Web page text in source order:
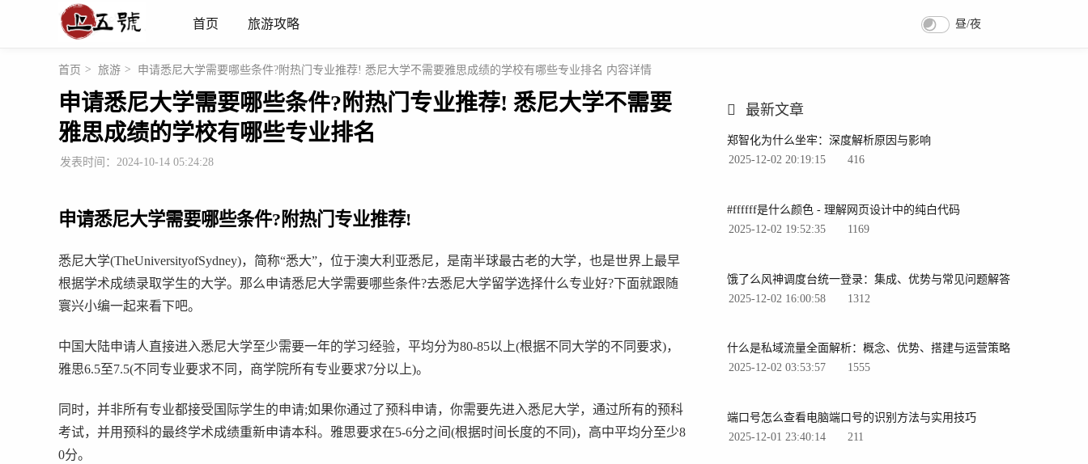
首页 旅游攻略 昼/夜
首页 > 旅游 > 申请悉尼大学需要哪些条件?附热门专业推荐! 悉尼大学不需要雅思成绩的学校有哪些专业排名 内容详情
申请悉尼大学需要哪些条件?附热门专业推荐! 悉尼大学不需要
雅思成绩的学校有哪些专业排名
发表时间：2024-10-14 05:24:28
申请悉尼大学需要哪些条件?附热门专业推荐!
悉尼大学(TheUniversityofSydney)，简称“悉大”，位于澳大利亚悉尼，是南半球最古老的大学，也是世界上最早
根据学术成绩录取学生的大学。那么申请悉尼大学需要哪些条件?去悉尼大学留学选择什么专业好?下面就跟随
寰兴小编一起来看下吧。
中国大陆申请人直接进入悉尼大学至少需要一年的学习经验，平均分为80-85以上(根据不同大学的不同要求)，
雅思6.5至7.5(不同专业要求不同，商学院所有专业要求7分以上)。
同时，并非所有专业都接受国际学生的申请;如果你通过了预科申请，你需要先进入悉尼大学，通过所有的预科
考试，并用预科的最终学术成绩重新申请本科。雅思要求在5-6分之间(根据时间长度的不同)，高中平均分至少8
0分。
最新文章
郑智化为什么坐牢：深度解析原因与影响
2025-12-02 20:19:15
416
#ffffff是什么颜色 - 理解网页设计中的纯白代码
2025-12-02 19:52:35
1169
饿了么风神调度台统一登录：集成、优势与常见问题解答
2025-12-02 16:00:58
1312
什么是私域流量全面解析：概念、优势、搭建与运营策略
2025-12-02 03:53:57
1555
端口号怎么查看电脑端口号的识别方法与实用技巧
2025-12-01 23:40:14
211